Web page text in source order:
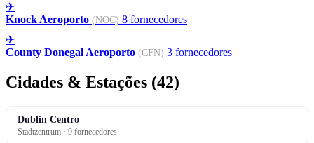
✈
Knock Aeroporto (NOC) 8 fornecedores
✈
County Donegal Aeroporto (CFN) 3 fornecedores
Cidades & Estações (42)
Dublin Centro
Stadtzentrum · 9 fornecedores